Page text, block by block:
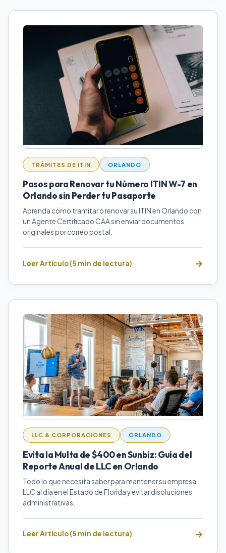
TRÁMITES DE ITIN ORLANDO
Pasos para Renovar tu Número ITIN W-7 en
Orlando sin Perder tu Pasaporte
Aprenda cómo tramitar o renovar su ITIN en Orlando con
un Agente Certificado CAA sin enviar documentos
originales por correo postal.
Leer Artículo (5 min de lectura)
LLC & CORPORACIONES ORLANDO
Evita la Multa de $400 en Sunbiz: Guía del
Reporte Anual de LLC en Orlando
Todo lo que necesita saber para mantener su empresa
LLC al día en el Estado de Florida y evitar disoluciones
administrativas.
Leer Artículo (5 min de lectura)